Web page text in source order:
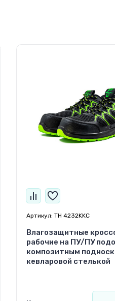
Артикул: TH 4232KKC
Влагозащитные
рабочие на ПУ/ПУ
композитным
кевларовой стелькой